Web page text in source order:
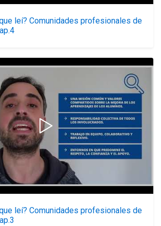
leí? Comunidades profesionales de
leí? Comunidades profesionales de